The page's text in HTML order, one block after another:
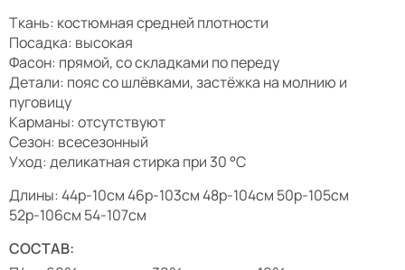
Ткань: костюмная средней плотности
Посадка: высокая
Фасон: прямой, со складками по переду
Детали: пояс со шлёвками, застёжка на молнию и
пуговицу
Карманы: отсутствуют
Сезон: всесезонный
Уход: деликатная стирка при 30 °C
Длины: 44р-10см 46р-103см 48р-104см 50р-105см
52р-106см 54-107см
СОСТАВ: